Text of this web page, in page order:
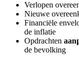
Verlopen
Nieuwe
Financiële
de inflatie
Opdrachten
de bevolking